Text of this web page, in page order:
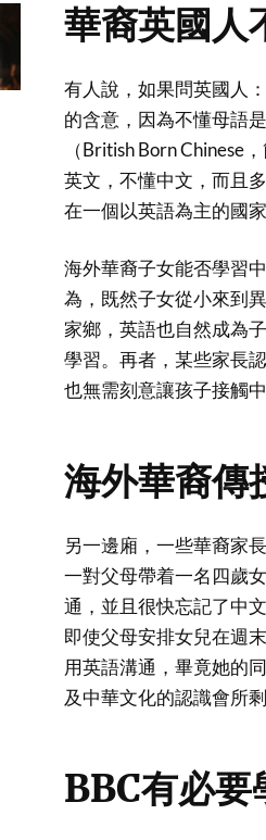
華裔英國人
有人說，如果問英國人
的含意，因為不懂母語
（British Born Chinese
英文，不懂中文，而且
在一個以英語為主的國
海外華裔子女能否學習
為，既然子女從小來到
家鄉，英語也自然成為
學習。再者，某些家長
也無需刻意讓孩子接觸中
海外華裔傳
另一邊廂，一些華裔家
一對父母帶着一名四歲
通，並且很快忘記了中
即使父母安排女兒在週
用英語溝通，畢竟她的
及中華文化的認識會所剩
BBC有必要